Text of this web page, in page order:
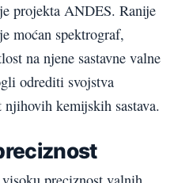
projekta ANDES. Ranije
moćan spektrograf,
na njene sastavne valne
odrediti svojstva
kemijskih sastava.